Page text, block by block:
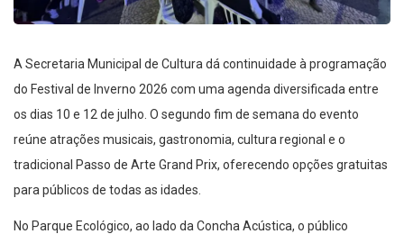
A Secretaria Municipal de Cultura dá continuidade à programação
do Festival de Inverno 2026 com uma agenda diversificada entre
os dias 10 e 12 de julho. O segundo fim de semana do evento
reúne atrações musicais, gastronomia, cultura regional e o
tradicional Passo de Arte Grand Prix, oferecendo opções gratuitas
para públicos de todas as idades.
No Parque Ecológico, ao lado da Concha Acústica, o público